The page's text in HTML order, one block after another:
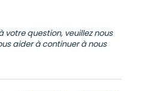
votre question, veuillez nous
aider à continuer à nous